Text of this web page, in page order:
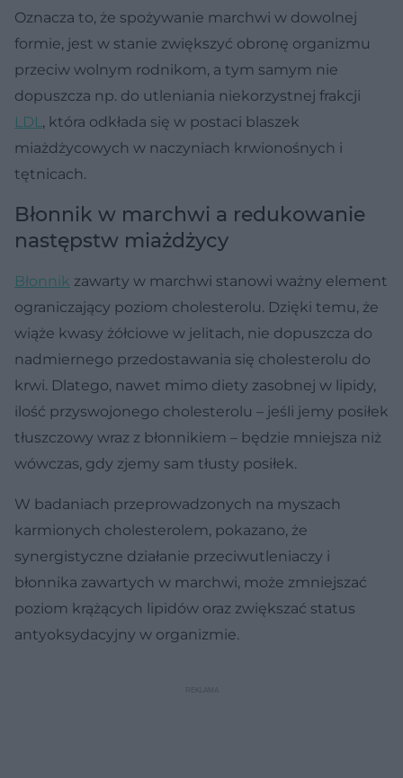
Oznacza to, że spożywanie marchwi w dowolnej
formie, jest w stanie zwiększyć obronę organizmu
przeciw wolnym rodnikom, a tym samym nie
dopuszcza np. do utleniania niekorzystnej frakcji
LDL , która odkłada się w postaci blaszek
miażdżycowych w naczyniach krwionośnych i
tętnicach.
Błonnik w marchwi a redukowanie
następstw miażdżycy
Błonnik zawarty w marchwi stanowi ważny element
ograniczający poziom cholesterolu. Dzięki temu, że
wiąże kwasy żółciowe w jelitach, nie dopuszcza do
nadmiernego przedostawania się cholesterolu do
krwi. Dlatego, nawet mimo diety zasobnej w lipidy,
ilość przyswojonego cholesterolu – jeśli jemy posiłek
tłuszczowy wraz z błonnikiem – będzie mniejsza niż
wówczas, gdy zjemy sam tłusty posiłek.
W badaniach przeprowadzonych na myszach
karmionych cholesterolem, pokazano, że
synergistyczne działanie przeciwutleniaczy i
błonnika zawartych w marchwi, może zmniejszać
poziom krążących lipidów oraz zwiększać status
antyoksydacyjny w organizmie.